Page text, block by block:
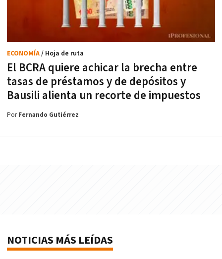
El BCRA quiere achicar la brecha entre
tasas de préstamos y de depósitos y
Bausili alienta un recorte de impuestos
ECONOMÍA/ Hoja de ruta
PorFernando Gutiérrez
NOTICIAS MÁS LEÍDAS